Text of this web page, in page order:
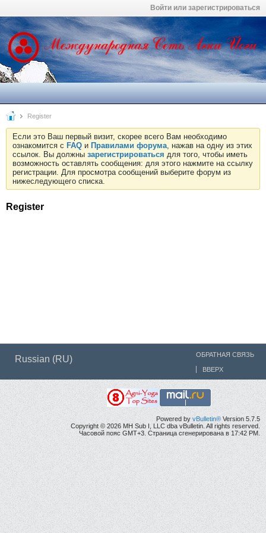
Войти или зарегистрироваться
Register
Если это Ваш первый визит, скорее всего Вам необходимо
ознакомится с FAQ и Правилами форума, нажав на одну из этих
ссылок. Вы должны зарегистрироваться для того, чтобы иметь
возможность оставлять сообщения: для этого нажмите на ссылку
регистрации. Для просмотра сообщений выберите форум из
нижеследующего списка.
Register
Russian (RU) ОБРАТНАЯ СВЯЗЬ
ВВЕРХ
Powered by vBulletin® Version 5.7.5
Copyright © 2026 MH Sub I, LLC dba vBulletin. All rights reserved.
Часовой пояс GMT+3. Страница сгенерирована в 17:42 PM.